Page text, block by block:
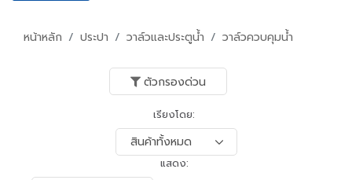
หน้าหลัก ประปา วาล์วและประตูน้ำ วาล์วควบคุมน้ำ
ตัวกรองด่วน
เรียงโดย:
แสดง: